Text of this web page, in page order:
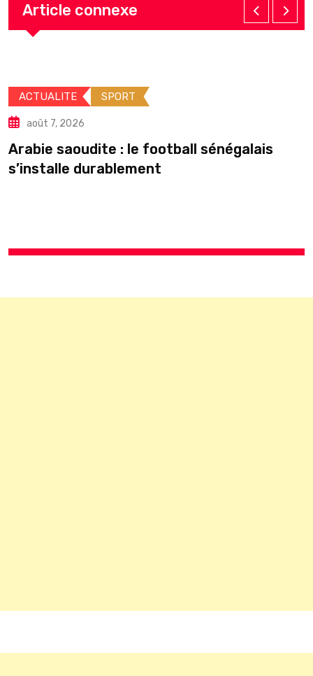
Article connexe
ACTUALITE SPORT
août 7, 2026
saoudite : le football sénégalais
durablement